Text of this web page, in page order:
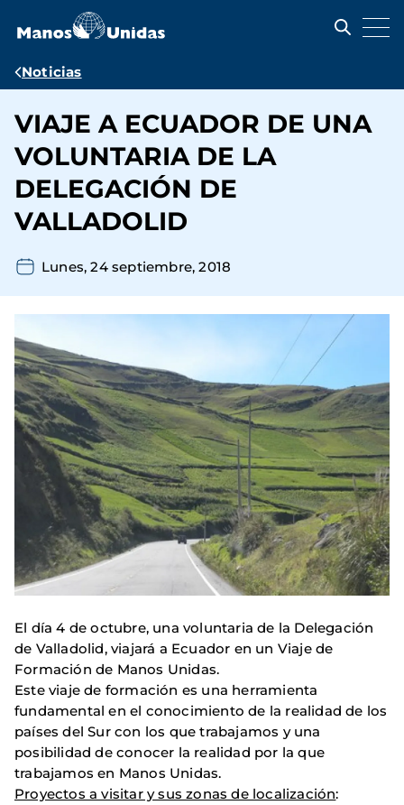
contenido
Ruta
navegación
Noticias
VIAJE A ECUADOR DE UNA
VOLUNTARIA DE LA
DELEGACIÓN DE
VALLADOLID
Lunes, 24 septiembre, 2018
El día 4 de octubre, una voluntaria de la Delegación
de Valladolid, viajará a Ecuador en un Viaje de
Formación de Manos Unidas.
Este viaje de formación es una herramienta
fundamental en el conocimiento de la realidad de los
países del Sur con los que trabajamos y una
posibilidad de conocer la realidad por la que
trabajamos en Manos Unidas.
Proyectos a visitar y sus zonas de localización: